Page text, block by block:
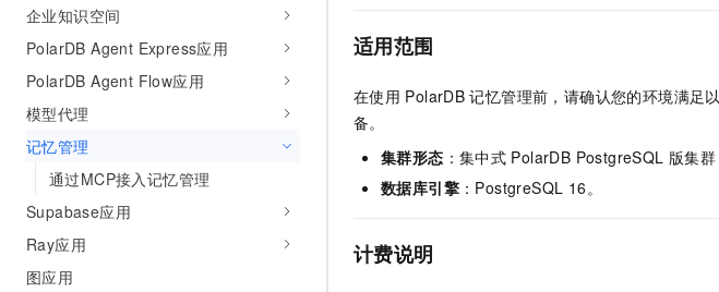
企业知识空间
PolarDB Agent Express应用
PolarDB Agent Flow应用
模型代理
记忆管理
通过MCP接入记忆管理
Supabase应用
Ray应用
图应用
适用范围
在使用 PolarDB 记忆管理前，请确认您的环境满足
备。
集群形态 ：集中式 PolarDB PostgreSQL 版集
数据库引擎 ： PostgreSQL 16。
计费说明
专有云